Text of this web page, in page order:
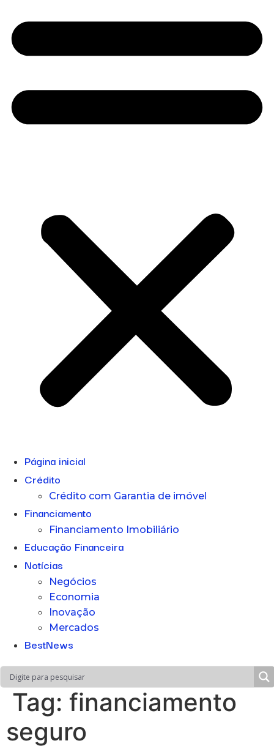
Página inicial
Crédito
Crédito com Garantia de imóvel
Financiamento
Financiamento Imobiliário
Educação Financeira
Notícias
Negócios
Economia
Inovação
Mercados
BestNews
Tag: financiamento
seguro